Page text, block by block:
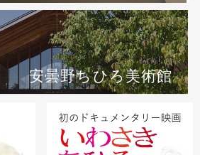
安曇野ちひろ美術館